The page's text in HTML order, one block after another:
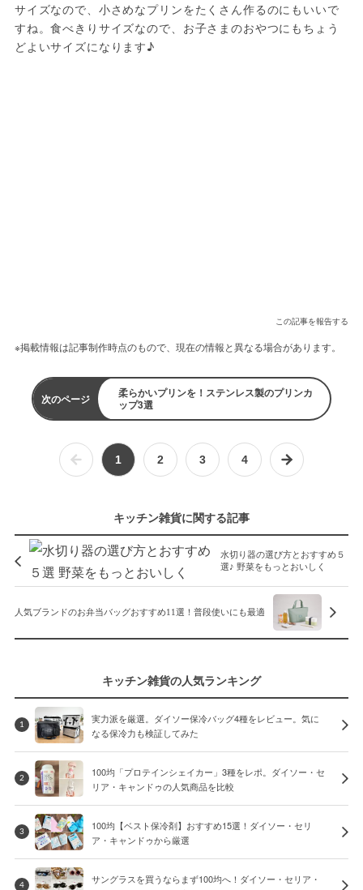
サイズなので、小さめなプリンをたくさん作るのにもいいで
すね。食べきりサイズなので、お子さまのおやつにもちょう
どよいサイズになります♪
この記事を報告する
※掲載情報は記事制作時点のもので、現在の情報と異なる場合があります。
次のページ
柔らかいプリンを！ステンレス製のプリンカ
ップ3選
1 2 3 4
キッチン雑貨に関する記事
水切り器の選び方とおすすめ５
選♪ 野菜をもっとおいしく
人気ブランドのお弁当バッグおすすめ11選！普段使いにも最適
キッチン雑貨の人気ランキング
1
実力派を厳選。ダイソー保冷バッグ4種をレビュー。気に
なる保冷力も検証してみた
2
100均「プロテインシェイカー」3種をレポ。ダイソー・セ
リア・キャンドゥの人気商品を比較
3
100均【ベスト保冷剤】おすすめ15選！ダイソー・セリ
ア・キャンドゥから厳選
4
サングラスを買うならまず100均へ！ダイソー・セリア・